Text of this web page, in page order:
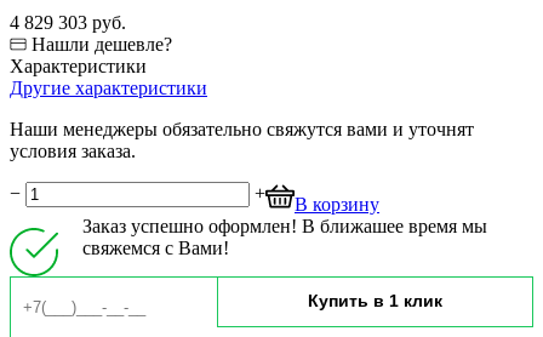
4 829 303 руб.
Нашли дешевле?
Характеристики
Другие характеристики
Наши менеджеры обязательно свяжутся вами и уточнят
условия заказа.
− +
В корзину
Заказ успешно оформлен! В ближашее время мы
свяжемся с Вами!